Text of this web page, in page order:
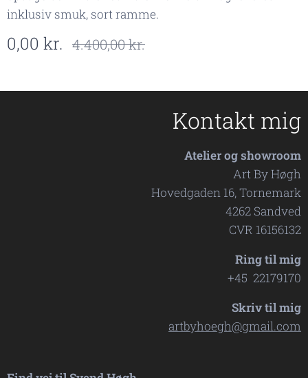
inklusiv smuk, sort ramme.
0,00 kr. 4.400,00kr.
Kontakt mig
Atelier og showroom
Art By Høgh
Hovedgaden 16, Tornemark
4262 Sandved
CVR 16156132
Ring til mig
+45 22179170
Skriv til mig
artbyhoegh@gmail.com